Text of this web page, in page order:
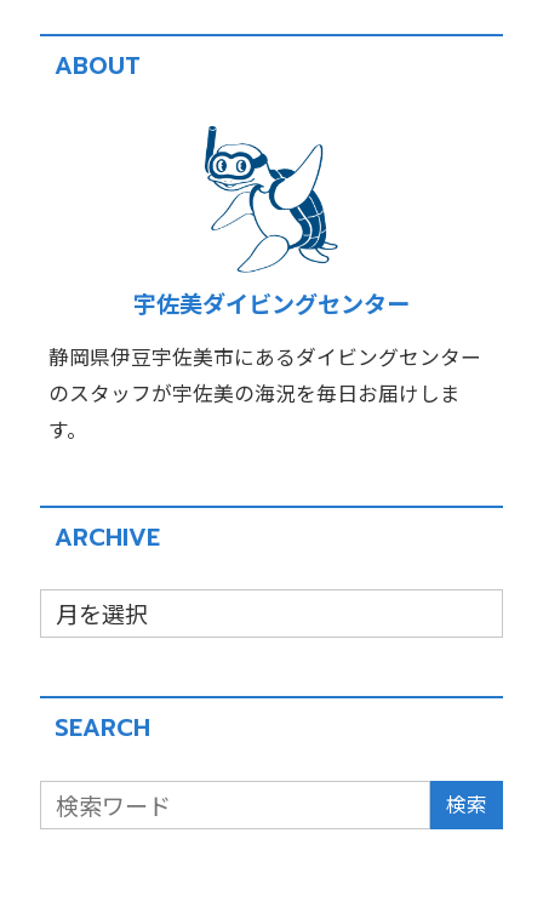
ABOUT
宇佐美ダイビングセンター
静岡県伊豆宇佐美市にあるダイビングセンター
のスタッフが宇佐美の海況を毎日お届けしま
す。
ARCHIVE
SEARCH
検索